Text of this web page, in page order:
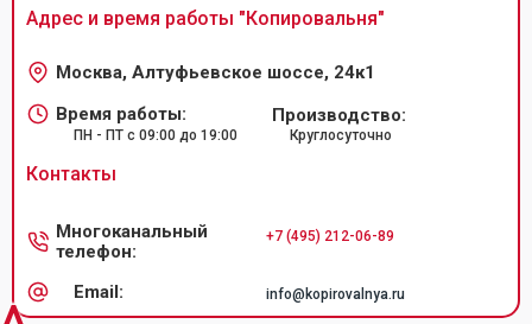
Адрес и время работы "Копировальня"
Москва, Алтуфьевское шоссе, 24к1
Время работы:
ПН - ПТ с 09:00 до 19:00
Производство:
Круглосуточно
Контакты
Многоканальный
телефон:
+7 (495) 212-06-89
Email: info@kopirovalnya.ru